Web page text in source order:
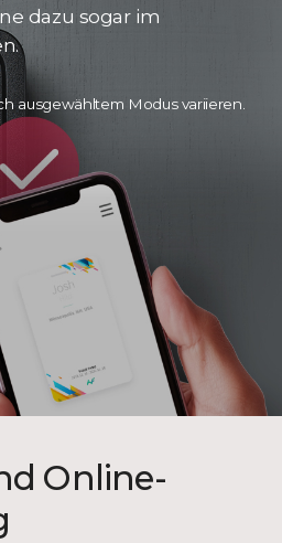
dazu sogar im
ausgewähltem Modus variieren.
Online-